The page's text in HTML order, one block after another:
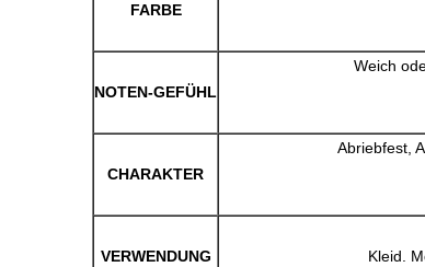
FARBE
NOTEN-GEFÜHL
Weich
CHARAKTER
Abriebfest,
VERWENDUNG Kleid.